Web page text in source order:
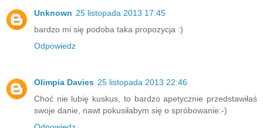
Unknown 25 listopada 2013 17:45
bardzo mi się podoba taka propozycja :)
Odpowiedz
Olimpia Davies 25 listopada 2013 22:46
Choć nie lubię kuskus, to bardzo apetycznie przedstawiłaś
swoje danie, nawt pokusiłabym się o spróbowanie:-)